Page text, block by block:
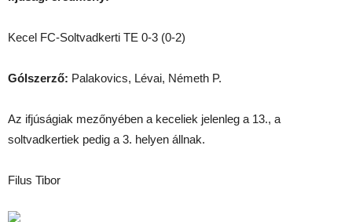
Kecel FC-Soltvadkerti TE 0-3 (0-2)
Gólszerző: Palakovics, Lévai, Németh P.
Az ifjúságiak mezőnyében a keceliek jelenleg a 13., a
soltvadkertiek pedig a 3. helyen állnak.
Filus Tibor